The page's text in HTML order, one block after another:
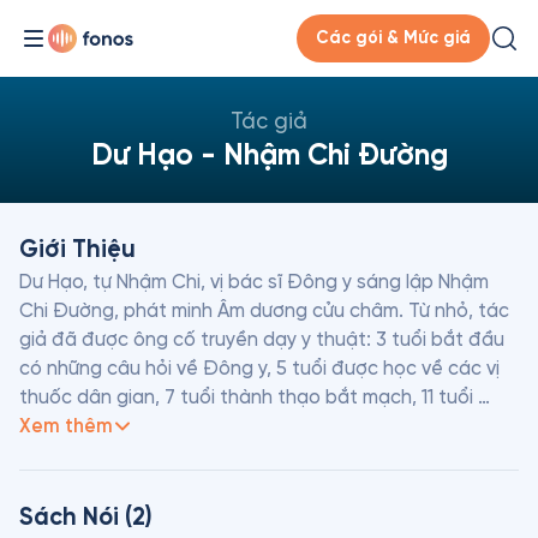
Các gói & Mức giá
Tác giả
Dư Hạo - Nhậm Chi Đường
Giới Thiệu
Dư Hạo, tự Nhậm Chi, vị bác sĩ Đông y sáng lập Nhậm
Chi Đường, phát minh Âm dương cửu châm. Từ nhỏ, tác
giả đã được ông cố truyền dạy y thuật: 3 tuổi bắt đầu
có những câu hỏi về Đông y, 5 tuổi được học về các vị
thuốc dân gian, 7 tuổi thành thạo bắt mạch, 11 tuổi
song hành cùng ông cố đi khám bệnh, và 12 tuổi đã có
năm trải nghiệm nhiều công việc trong ngành y dược,
Xem thêm
Sách Nói (2)